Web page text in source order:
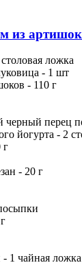
из
ложка
- 1 шт
- 110 г
черный перец
йогурта - 2
г
- 20 г
1 чайная ложка